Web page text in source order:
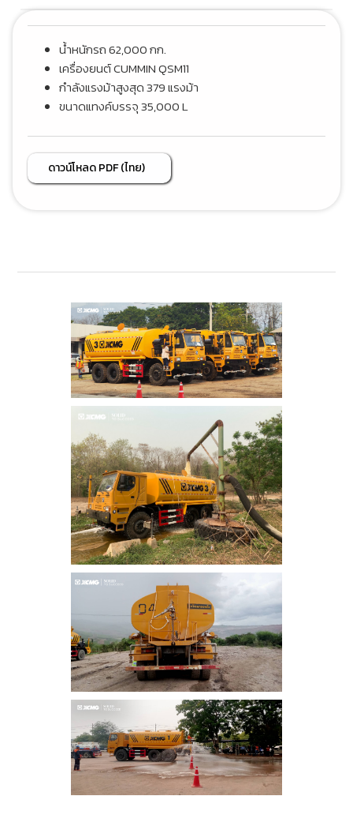
น้ำหนักรถ 62,000 กก.
เครื่องยนต์ CUMMIN QSM11
กำลังแรงม้าสูงสุด 379 แรงม้า
ขนาดแทงค์บรรจุ 35,000 L
ดาวน์โหลด PDF (ไทย)